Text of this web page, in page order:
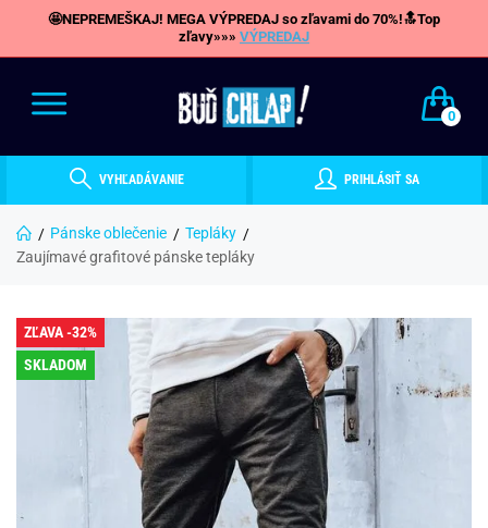
🤩NEPREMEŠKAJ! MEGA VÝPREDAJ so zľavami do 70%!🔝Top
zľavy»»» VÝPREDAJ
0
VYHĽADÁVANIE PRIHLÁSIŤ SA
Pánske oblečenie
Tepláky
Zaujímavé grafitové pánske tepláky
ZĽAVA -32%
SKLADOM